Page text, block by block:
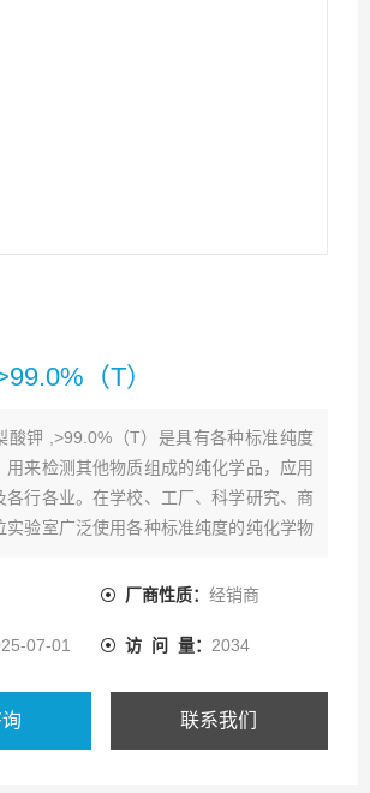
（T）
酸钾 ,>99.0%（T）是具有各种标准纯度
用来检测其他物质组成的纯化学品，应用
各行各业。在学校、工厂、科学研究、商
实验室广泛使用各种标准纯度的纯化学物
厂商性质： 经销商
07-01 访 问 量： 2034
联系我们